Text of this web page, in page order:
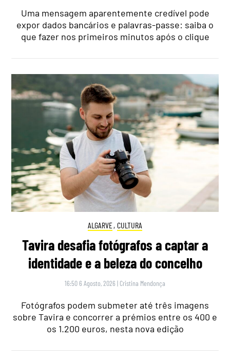
Uma mensagem aparentemente credível pode
expor dados bancários e palavras-passe: saiba o
que fazer nos primeiros minutos após o clique
ALGARVE, CULTURA
Tavira desafia fotógrafos a captar a
identidade e a beleza do concelho
16:50 6 Agosto, 2026 | Cristina Mendonça
Fotógrafos podem submeter até três imagens
sobre Tavira e concorrer a prémios entre os 400 e
os 1.200 euros, nesta nova edição